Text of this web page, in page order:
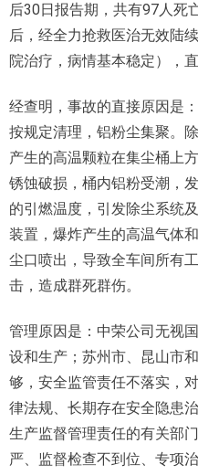
后30日报告期，共有97人死
后，经全力抢救医治无效陆
院治疗，病情基本稳定），
经查明，事故的直接原因是
按规定清理，铝粉尘集聚。
产生的高温颗粒在集尘桶上
锈蚀破损，桶内铝粉受潮，
的引燃温度，引发除尘系统
装置，爆炸产生的高温气体
尘口喷出，导致全车间所有
击，造成群死群伤。
管理原因是：中荣公司无视
设和生产；苏州市、昆山市
够，安全监管责任不落实，
律法规、长期存在安全隐患
生产监督管理责任的有关部
严、监督检查不到位、专项